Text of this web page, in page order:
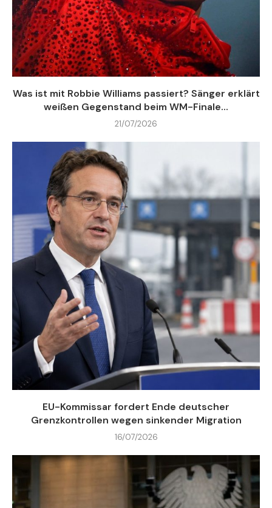
Was ist mit Robbie Williams passiert? Sänger erklärt
weißen Gegenstand beim WM-Finale...
21/07/2026
EU-Kommissar fordert Ende deutscher
Grenzkontrollen wegen sinkender Migration
16/07/2026